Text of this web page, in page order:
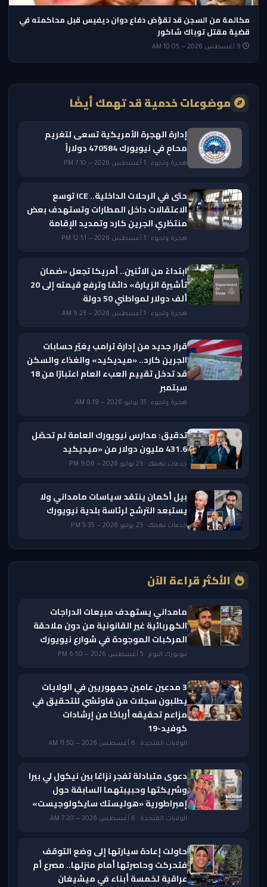
مكالمة من السجن قد تقوّض دفاع دوان ديفيس قبل محاكمته في
قضية مقتل توباك شاكور
موضوعات خدمية قد تهمك أيضًا
إدارة الهجرة الأمريكية تسعى لتغريم
محامٍ في نيويورك 470584 دولاراً
هجرة ولجوء · 1 أغسطس 2026 — 7:10 PM
حتى في الرحلات الداخلية.. ICE توسع
الاعتقالات داخل المطارات وتستهدف بعض
منتظري الجرين كارد وتمديد الإقامة
هجرة ولجوء · 1 أغسطس 2026 — 12:51 PM
ابتداءً من الاثنين.. أمريكا تجعل «ضمان
تأشيرة الزيارة» دائمًا وترفع قيمته إلى 20
ألف دولار لمواطني 50 دولة
هجرة ولجوء · 1 أغسطس 2026 — 9:23 AM
قرار جديد من إدارة ترامب يغيّر حسابات
الجرين كارد.. «ميديكيد» والغذاء والسكن
قد تدخل تقييم العبء العام اعتبارًا من 18
سبتمبر
هجرة ولجوء · 31 يوليو 2026 — 8:19 AM
تدقيق: مدارس نيويورك العامة لم تحصّل
431.6 مليون دولار من «ميديكيد
خدمات تهمك · 23 يوليو 2026 — 9:06 PM
بيل أكمان ينتقد سياسات مامداني ولا
يستبعد الترشح لرئاسة بلدية نيويورك
خدمات تهمك · 23 يوليو 2026 — 5:35 PM
الأكثر قراءة الآن
مامداني يستهدف مبيعات الدراجات
الكهربائية غير القانونية من دون ملاحقة
المركبات الموجودة في شوارع نيويورك
نيويورك اليوم · 5 أغسطس 2026 — 6:50 PM
3 مدعين عامين جمهوريين في الولايات
يطلبون سجلات من فاوتشي للتحقيق في
مزاعم تحقيقه أرباحًا من إرشادات
كوفيد-19
الولايات المتحدة · 6 أغسطس 2026 — 11:50 AM
دعوى متبادلة تفجر نزاعًا بين نيكول لي بيرا
وشريكتها وحبيبتهما السابقة حول
إمبراطورية «هوليستك سايكولوجيست»
الولايات المتحدة · 6 أغسطس 2026 — 7:20 AM
حاولت إعادة سيارتها إلى وضع التوقف
فتحركت وحاصرتها أمام منزلها.. مصرع أم
عراقية لخمسة أبناء في ميشيغان